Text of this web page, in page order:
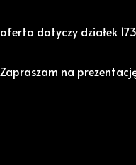
oferta dotyczy działek
Zapraszam na